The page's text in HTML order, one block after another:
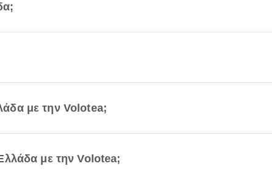
με την Volotea;
με την Volotea;